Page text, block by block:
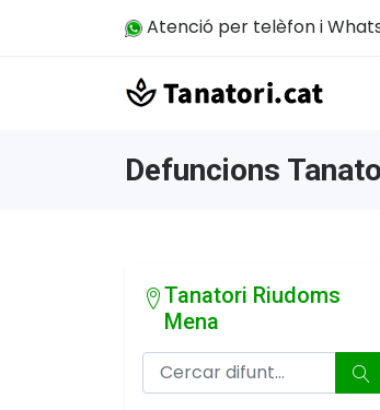
Atenció per telèfon i
Defuncions
Tanatori Riudoms
Mena